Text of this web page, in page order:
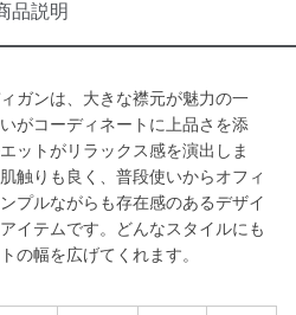
品説明
ガンは、大きな襟元が魅力の一
がコーディネートに上品さを添
ットがリラックス感を演出しま
触りも良く、普段使いからオフィ
プルながらも存在感のあるデザイ
イテムです。どんなスタイルにも
の幅を広げてくれます。